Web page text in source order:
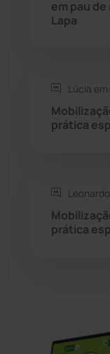
Sebastião
Sudoeste
Tanhaçu
em pau de
Lapa
Lúcia em:
prática
prática